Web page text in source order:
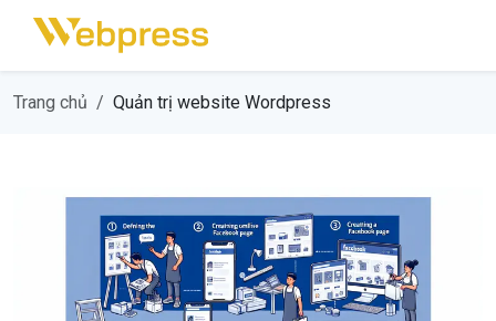
Trang chủ Quản trị website Wordpress